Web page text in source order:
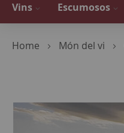
Vins Escumosos
Home Món del vi